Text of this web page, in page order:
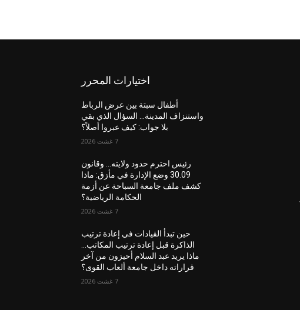
اختيارات المحرر
أطفال سبتة بين عرض الرباط
واستنزاف المدينة… السؤال الذي بقي
بلا جواب: كيف عبروا أصلاً؟
7 غشت 2026
رئيس احترم حدود ولايته… وقانون
30.09 وضع الإدارة في مأزق: ماذا
كشف ملف جامعة السباحة عن أزمة
الحكامة الرياضية؟
7 غشت 2026
حين تبدأ القيادات في إعادة ترتيب
الذاكرة قبل إعادة ترتيب المكاتب…
ماذا يريد عبد السلام أحيزون من آخر
قراراته داخل جامعة ألعاب القوى؟
7 غشت 2026